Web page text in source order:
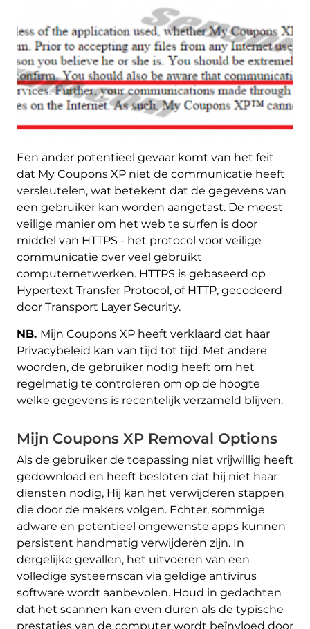
Een ander potentieel gevaar komt van het feit
dat My Coupons XP niet de communicatie heeft
versleutelen, wat betekent dat de gegevens van
een gebruiker kan worden aangetast. De meest
veilige manier om het web te surfen is door
middel van HTTPS - het protocol voor veilige
communicatie over veel gebruikt
computernetwerken. HTTPS is gebaseerd op
Hypertext Transfer Protocol, of HTTP, gecodeerd
door Transport Layer Security.
NB. Mijn Coupons XP heeft verklaard dat haar
Privacybeleid kan van tijd tot tijd. Met andere
woorden, de gebruiker nodig heeft om het
regelmatig te controleren om op de hoogte
welke gegevens is recentelijk verzameld blijven.
Mijn Coupons XP Removal Options
Als de gebruiker de toepassing niet vrijwillig heeft
gedownload en heeft besloten dat hij niet haar
diensten nodig, Hij kan het verwijderen stappen
die door de makers volgen. Echter, sommige
adware en potentieel ongewenste apps kunnen
persistent handmatig verwijderen zijn. In
dergelijke gevallen, het uitvoeren van een
volledige systeemscan via geldige antivirus
software wordt aanbevolen. Houd in gedachten
dat het scannen kan even duren als de typische
prestaties van de computer wordt beïnvloed door